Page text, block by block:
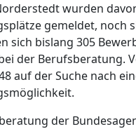
wurden
gemeldet, noch
sich bislang 305
der Berufsberatung.
auf der Suche nach
der